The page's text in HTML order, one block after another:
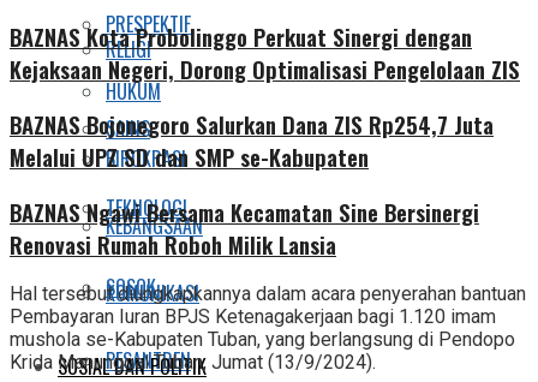
PRESPEKTIF
HUKUM
BIROKRASI
KEBANGSAAN
KOMUNIKASI
PESANTREN
RELIGI
SAINS
TEKNOLOGI
SOSOK
SOSIAL DAN POLITIK
BAZNAS Kota Probolinggo Perkuat Sinergi dengan
Kejaksaan Negeri, Dorong Optimalisasi Pengelolaan ZIS
BAZNAS Bojonegoro Salurkan Dana ZIS Rp254,7 Juta
Melalui UPZ SD dan SMP se-Kabupaten
BAZNAS Ngawi Bersama Kecamatan Sine Bersinergi
Renovasi Rumah Roboh Milik Lansia
Hal tersebut diungkapkannya dalam acara penyerahan bantuan
Pembayaran Iuran BPJS Ketenagakerjaan bagi 1.120 imam
mushola se-Kabupaten Tuban, yang berlangsung di Pendopo
Krida Manunggal Tuban, Jumat (13/9/2024).